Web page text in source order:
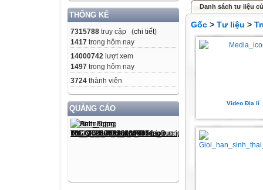
THỐNG KÊ
7315788 truy cập (chi tiết)
1417 trong hôm nay
14000742 lượt xem
1497 trong hôm nay
3724 thành viên
QUẢNG CÁO
Danh sách tư liệu
Gốc > Tư liệu >
Video Địa lí